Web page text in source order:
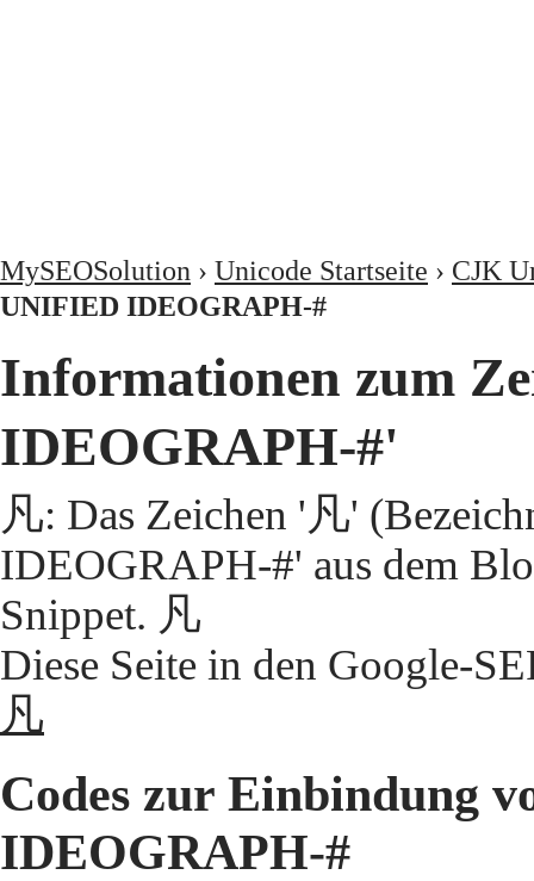
MySEOSolution › Unicode Startseite › CJK
UNIFIED IDEOGRAPH-#
Informationen zum
IDEOGRAPH-#'
凡: Das Zeichen '凡'
IDEOGRAPH-#' aus dem
Snippet. 凡
Diese Seite in den Google-
凡
Codes zur Einbindung
IDEOGRAPH-#